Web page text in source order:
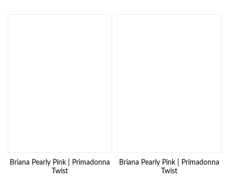
Briana Pearly Pink | Primadonna
Twist
Briana Pearly Pink | Primadonna
Twist